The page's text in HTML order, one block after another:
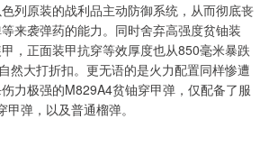
列原装的战利品主动防御系统，从而彻底丧
来袭弹药的能力。同时舍弃高强度贫铀装
，正面装甲抗穿等效厚度也从850毫米暴跌
然大打折扣。更无语的是火力配置同样惨遭
力极强的M829A4贫铀穿甲弹，仅配备了服
弹，以及普通榴弹。